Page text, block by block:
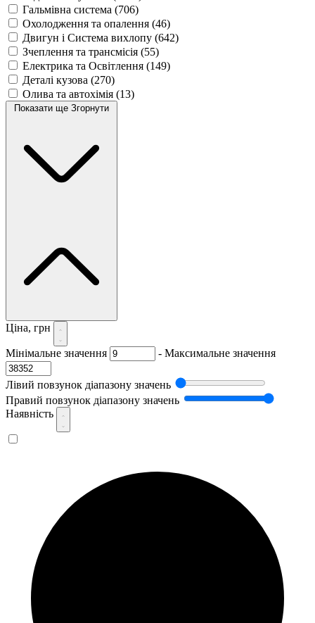
Гальмівна система (706)
Охолодження та опалення (46)
Двигун і Система вихлопу (642)
Зчеплення та трансмісія (55)
Електрика та Освітлення (149)
Деталі кузова (270)
Олива та автохімія (13)
Показати ще Згорнути
Ціна, грн
Мінімальне значення - Максимальне значення
Лівий повзунок діапазону значень
Правий повзунок діапазону значень
Наявність